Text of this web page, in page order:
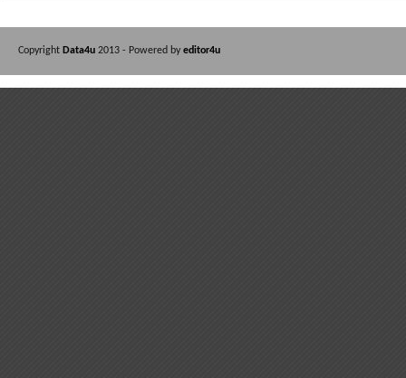
Copyright Data4u 2013 - Powered by editor4u